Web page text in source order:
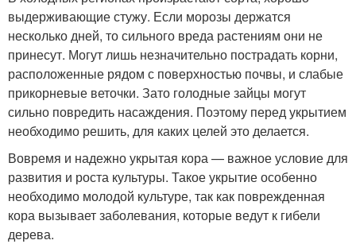
выдерживающие стужу. Если морозы держатся
несколько дней, то сильного вреда растениям они не
принесут. Могут лишь незначительно пострадать корни,
расположенные рядом с поверхностью почвы, и слабые
прикорневые веточки. Зато голодные зайцы могут
сильно повредить насаждения. Поэтому перед укрытием
необходимо решить, для каких целей это делается.
Вовремя и надежно укрытая кора — важное условие для
развития и роста культуры. Такое укрытие особенно
необходимо молодой культуре, так как поврежденная
кора вызывает заболевания, которые ведут к гибели
дерева.